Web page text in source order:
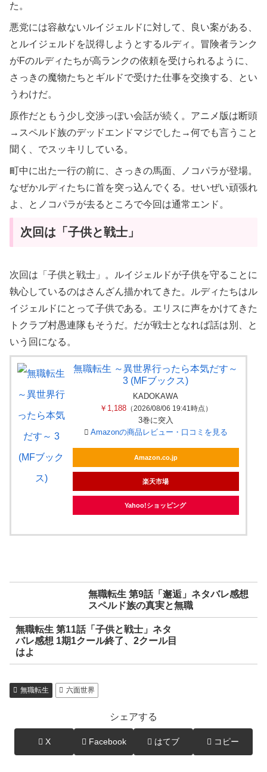
た。
悪党には容赦ないルイジェルドに対して、良い案がある、
とルイジェルドを説得しようとするルディ。冒険者ランク
がFのルディたちが高ランクの依頼を受けられるように、
さっきの魔物たちとギルドで受けた仕事を交換する、とい
うわけだ。
原作だともう少し交渉っぽい会話が続く。アニメ版は断頭
→スペルド族のデッドエンドマジでした→何でも言うこと
聞く、でスッキリしている。
町中に出た一行の前に、さっきの馬面、ノコパラが登場。
なぜかルディたちに首を突っ込んでくる。せいぜい頑張れ
よ、とノコパラが去るところで今回は通常エンド。
次回は「子供と戦士」
次回は「子供と戦士」。ルイジェルドが子供を守ることに
執心しているのはさんざん描かれてきた。ルディたちはル
イジェルドにとって子供である。エリスに声をかけてきた
トクラブ村愚連隊もそうだ。だが戦士となれば話は別、と
いう回になる。
無職転生 ～異世界行ったら本気だす～
3 (MFブックス)
KADOKAWA
￥1,188（2026/08/06 19:41時点）
3巻に突入
Amazonの商品レビュー・口コミを見る
Amazon.co.jp
楽天市場
Yahoo!ショッピング
無職転生 第9話「邂逅」ネタバレ感想
スペルド族の真実と無職
無職転生 第11話「子供と戦士」ネタ
バレ感想 1期1クール終了、2クール目
はよ
無職転生 六面世界
シェアする
X Facebook はてブ コピー